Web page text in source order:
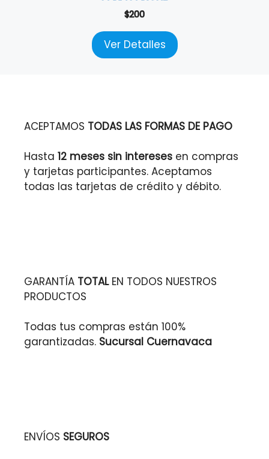
$200
Ver Detalles
ACEPTAMOS TODAS LAS FORMAS DE PAGO
Hasta 12 meses sin intereses en compras
y tarjetas participantes. Aceptamos
todas las tarjetas de crédito y débito.
GARANTÍA TOTALEN TODOS NUESTROS
PRODUCTOS
Todas tus compras están 100%
garantizadas. Sucursal Cuernavaca
ENVÍOS SEGUROS